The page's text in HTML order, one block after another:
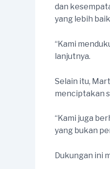
dan
yang lebih
“Kami
lanjutnya.
Selain itu,
menciptakan
“Kami juga
yang bukan
Dukungan ini